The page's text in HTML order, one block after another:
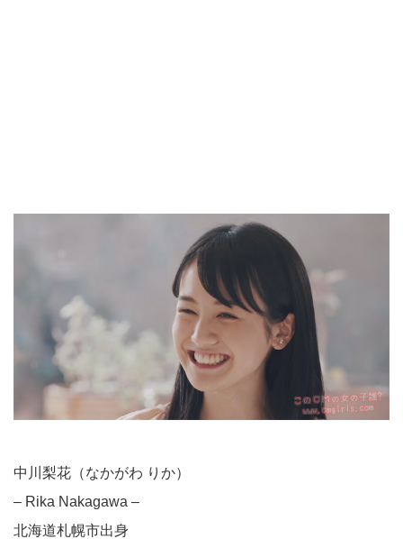
中川梨花（なかがわ りか）
– Rika Nakagawa –
北海道札幌市出身